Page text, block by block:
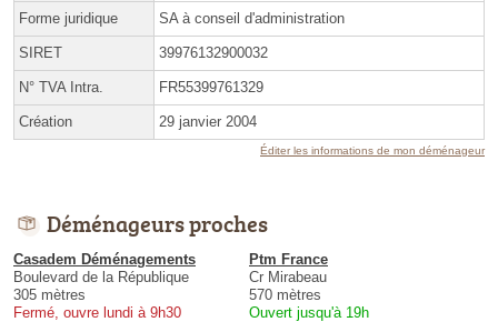
Forme juridique SA à conseil d'administration
SIRET 39976132900032
N° TVA Intra. FR55399761329
Création 29 janvier 2004
Éditer les informations de mon déménageur
Déménageurs proches
Casadem Déménagements
Boulevard de la République
305 mètres
Fermé, ouvre lundi à 9h30
Ptm France
Cr Mirabeau
570 mètres
Ouvert jusqu'à 19h